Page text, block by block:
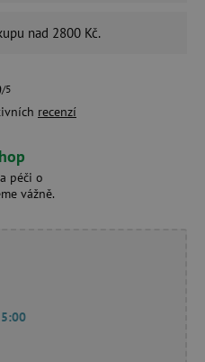
nad 2800 Kč.
/5
recenzí
péči o
vážně.